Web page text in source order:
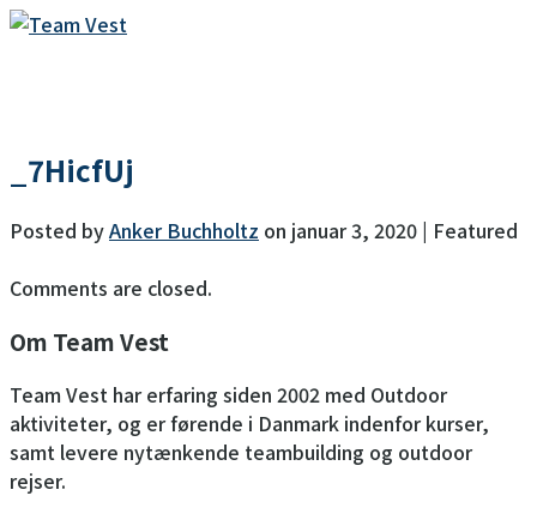
_7HicfUj
Posted byAnker Buchholtz on januar 3, 2020 | Featured
Comments are closed.
Om Team Vest
Team Vest har erfaring siden 2002 med Outdoor
aktiviteter, og er førende i Danmark indenfor kurser,
samt levere nytænkende teambuilding og outdoor
rejser.